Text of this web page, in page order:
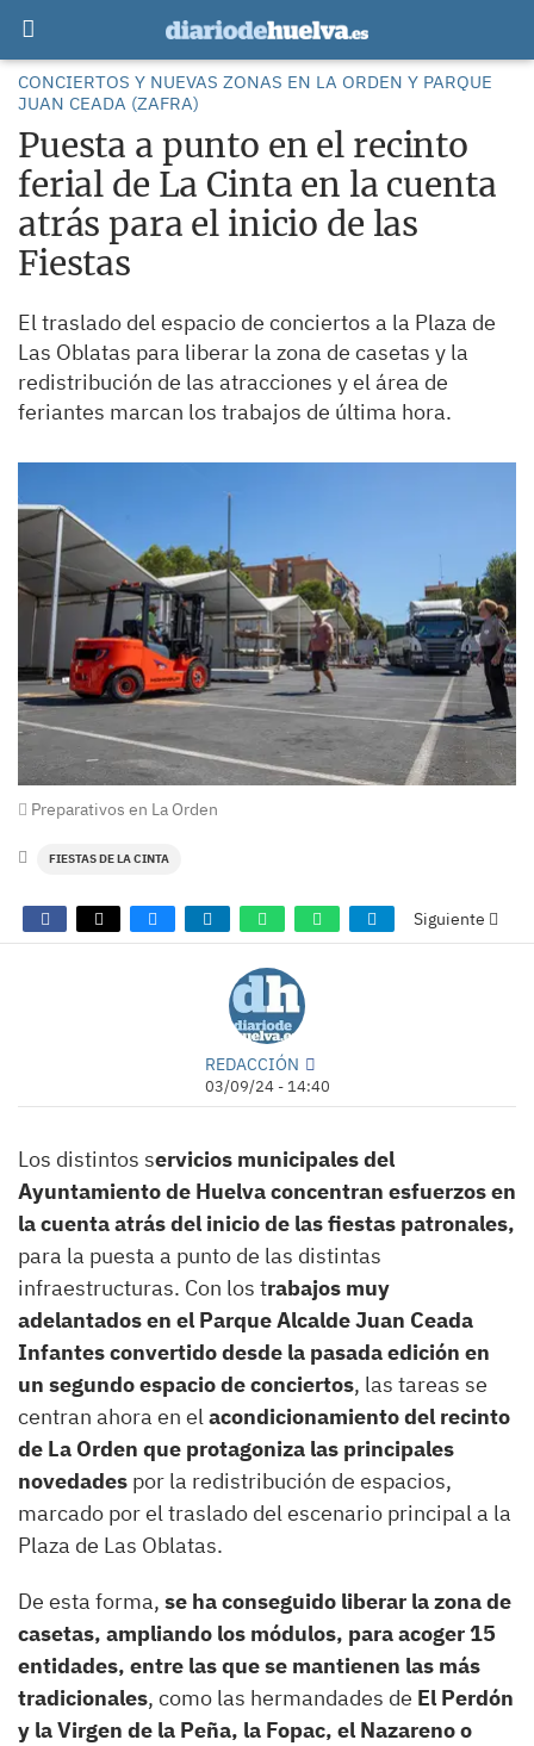
CONCIERTOS Y NUEVAS ZONAS EN LA ORDEN Y PARQUE
JUAN CEADA (ZAFRA)
Puesta a punto en el recinto
ferial de La Cinta en la cuenta
atrás para el inicio de las
Fiestas
El traslado del espacio de conciertos a la Plaza de
Las Oblatas para liberar la zona de casetas y la
redistribución de las atracciones y el área de
feriantes marcan los trabajos de última hora.
Preparativos en La Orden
FIESTAS DE LA CINTA
Siguiente
REDACCIÓN
03/09/24 - 14:40
Los distintos servicios municipales del
Ayuntamiento de Huelva concentran esfuerzos en
la cuenta atrás del inicio de las fiestas patronales,
para la puesta a punto de las distintas
infraestructuras. Con los trabajos muy
adelantados en el Parque Alcalde Juan Ceada
Infantes convertido desde la pasada edición en
un segundo espacio de conciertos, las tareas se
centran ahora en elacondicionamiento del recinto
de La Orden que protagoniza las principales
novedades por la redistribución de espacios,
marcado por el traslado del escenario principal a la
Plaza de Las Oblatas.
De esta forma, se ha conseguido liberar la zona de
casetas, ampliando los módulos, para acoger 15
entidades, entre las que se mantienen las más
tradicionales, como las hermandades de El Perdón
y la Virgen de la Peña, la Fopac, el Nazareno o